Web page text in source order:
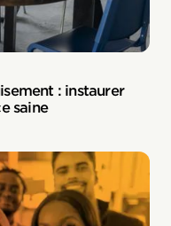
: instaurer
saine